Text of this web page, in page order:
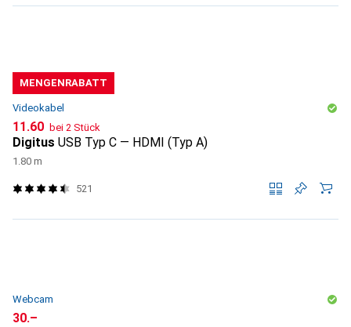
MENGENRABATT
Videokabel
CHF
11.60 bei 2 Stück
Digitus USB Typ C — HDMI (Typ A)
1.80 m
521
Webcam
CHF
30.–